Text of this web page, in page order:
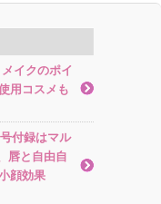
イクのポイ
用コスメも
付録はマル
唇と自由自
顔効果